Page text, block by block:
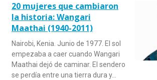
20 mujeres que cambiaron
la historia: Wangari
Maathai (1940-2011)
Nairobi, Kenia. Junio de 1977. El sol
empezaba a caer cuando Wangari
Maathai dejó de caminar. El sendero
se perdía entre una tierra dura y…